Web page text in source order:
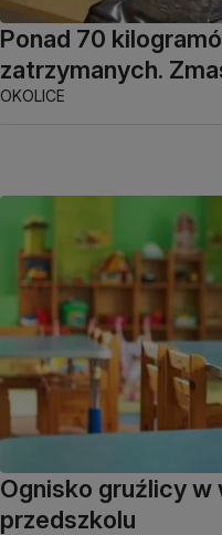
Ponad 70
zatrzymanych.
OKOLICE
Ognisko gruźlicy w
przedszkolu